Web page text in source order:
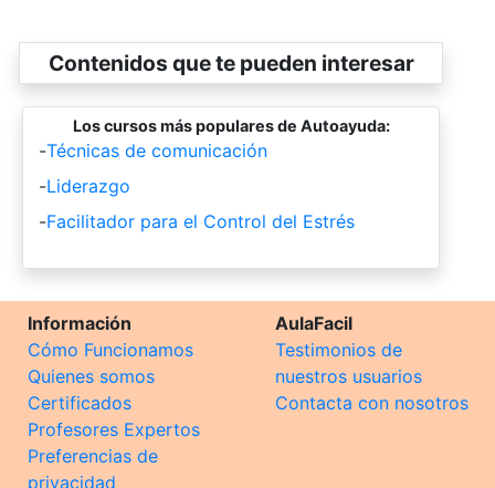
Contenidos que te pueden interesar
Los cursos más populares de Autoayuda:
-Técnicas de comunicación
-Liderazgo
-Facilitador para el Control del Estrés
Información
Cómo Funcionamos
Quienes somos
Certificados
Profesores Expertos
Preferencias de
privacidad
AulaFacil
Testimonios de
nuestros usuarios
Contacta con nosotros